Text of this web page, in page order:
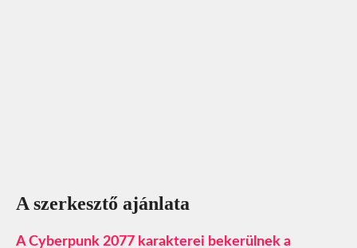
A szerkesztő ajánlata
A Cyberpunk 2077 karakterei bekerülnek a